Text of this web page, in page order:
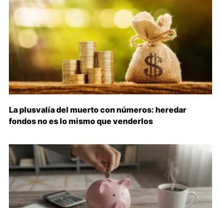
La plusvalía del muerto con números: heredar
fondos no es lo mismo que venderlos